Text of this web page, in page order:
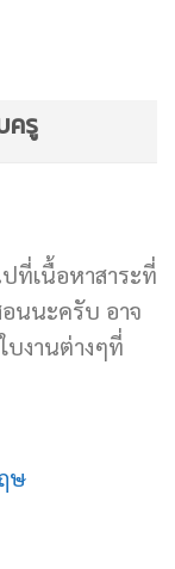
ครู
ที่เนื้อหาสาระที่
อนนะครับ อาจ
บงานต่างๆที่
ษ